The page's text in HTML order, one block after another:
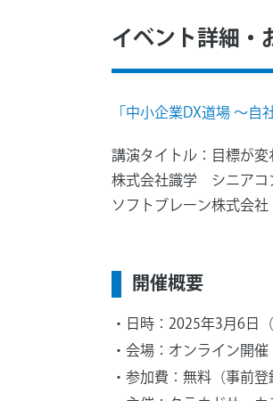
イベント詳細・
「中小企業DX道場 ～
講演タイトル：目標が変
株式会社識学 シニア
ソフトブレーン株式
開催概要
日時：2025年3月6日（
会場：オンライン開催
参加費：無料（事前登